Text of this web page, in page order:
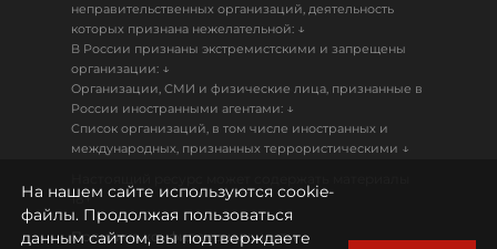
неправительственных организаций, деятельность
которых признана нежелательной: ↓
В России признаны экстремистскими и запрещены
организации: ↓
Организации, СМИ и физические лица, признанные в
России иностранными агентами: ↓
Список организаций, в том числе иностранных и
международных, признанных террористическими ↓
18+
Политика конфиденциальности
На нашем сайте используются cookie-
файлы. Продолжая пользоваться
данным сайтом, вы подтверждаете